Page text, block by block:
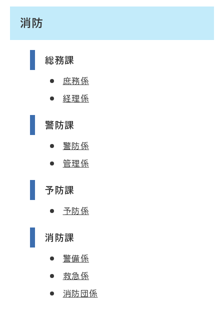
消防
総務課
庶務係
経理係
警防課
警防係
管理係
予防課
予防係
消防課
警備係
救急係
消防団係